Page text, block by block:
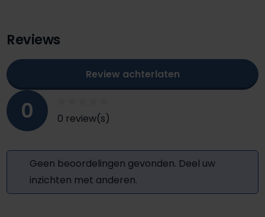
Reviews
0 0 review(s)
Review achterlaten
Geen beoordelingen gevonden. Deel uw
inzichten met anderen.